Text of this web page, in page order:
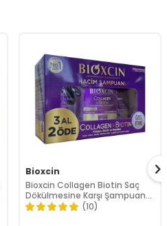
Bioxcin
Bioxcin Collagen Biotin Saç
Dökülmesine Karşı Şampuan
300 ml- 3 al 2 öde
(10)